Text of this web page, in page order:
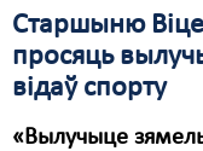
Старшыню
просяць
відаў спорту
«Вылучыце